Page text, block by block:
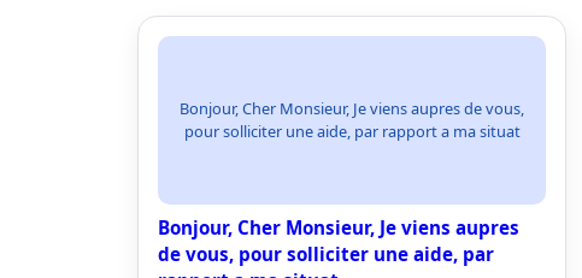
Bonjour, Cher Monsieur, Je viens aupres de vous,
pour solliciter une aide, par rapport a ma situat
Bonjour, Cher Monsieur, Je viens aupres
de vous, pour solliciter une aide, par